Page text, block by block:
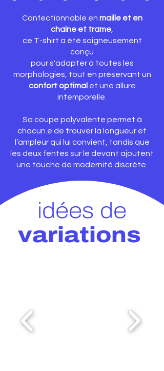
Confectionnable en maille et en
chaine et trame
ce T-shirt a été soigneusement
conçu
pour s'adapter à toutes les
morphologies, tout en préservant un
confort optimal et une allure
intemporelle.
Sa coupe polyvalente permet à
chacun.e de trouver la longueur et
l’ampleur qui lui convient, tandis que
les deux fentes sur le devant ajoutent
une touche de modernité discrète.
idées de
variations